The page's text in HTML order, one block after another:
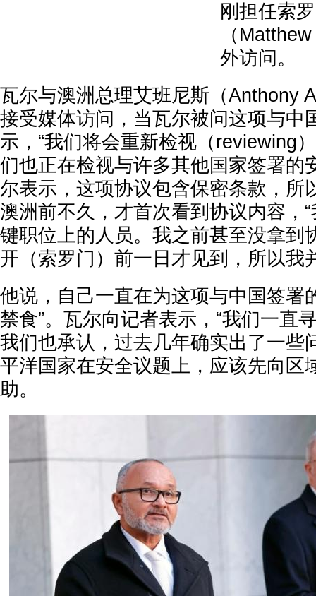
刚担任索
（
外访问。
瓦尔与澳洲总理艾班尼斯（Anthony
接受媒体访问，当瓦尔被问这项与中
示，“我们将会重新检视（reviewing
们也正在检视与许多其他国家签署的
尔表示，这项协议包含保密条款，所
澳洲前不久，才首次看到协议内容，
键职位上的人员。我之前甚至没拿到
开（索罗门）前一日才见到，所以我
他说，自己一直在为这项与中国签署
禁食”。瓦尔向记者表示，“我们一直
我们也承认，过去几年确实出了一些
平洋国家在安全议题上，应该先向区
助。